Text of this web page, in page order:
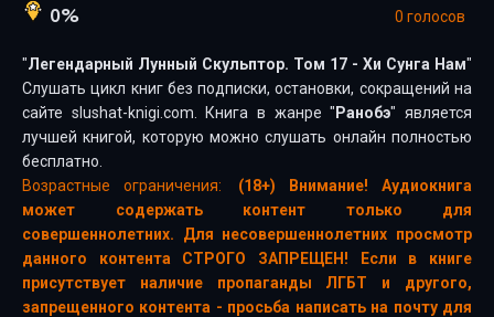
0% 0 голосов
"Легендарный Лунный Скульптор. Том 17 - Хи Сунга Нам"
Слушать цикл книг без подписки, остановки, сокращений на
сайте slushat-knigi.com. Книга в жанре " Ранобэ" является
лучшей книгой, которую можно слушать онлайн полностью
бесплатно.
Возрастные ограничения:
(18+) Внимание! Аудиокнига
может содержать контент только для
совершеннолетних. Для несовершеннолетних просмотр
данного контента СТРОГО ЗАПРЕЩЕН! Если в книге
присутствует наличие пропаганды ЛГБТ и другого,
запрещенного контента - просьба написать на почту для